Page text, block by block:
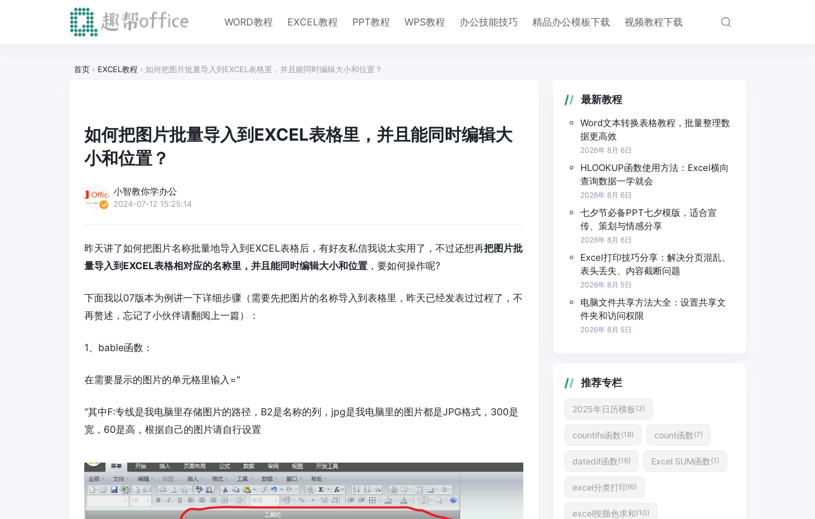
WORD教程 EXCEL教程 PPT教程 WPS教程 办公技能技巧 精品办公模板下载 视频教程下载
首页 › EXCEL教程 › 如何把图片批量导入到EXCEL表格里，并且能同时编辑大小和位置？
如何把图片批量导入到EXCEL表格里，并且能同时编辑大
小和位置？
小智教你学办公
2024-07-12 15:25:14
昨天讲了如何把图片名称批量地导入到EXCEL表格后，有好友私信我说太实用了，不过还想再把图片批
量导入到EXCEL表格相对应的名称里，并且能同时编辑大小和位置 ，要如何操作呢?
下面我以07版本为例讲一下详细步骤（需要先把图片的名称导入到表格里，昨天已经发表过过程了，不
再赘述，忘记了小伙伴请翻阅上一篇）：
1、bable函数：
在需要显示的图片的单元格里输入="
"其中F:专线是我电脑里存储图片的路径，B2是名称的列，jpg是我电脑里的图片都是JPG格式，300是
宽，60是高，根据自己的图片请自行设置
最新教程
Word文本转换表格教程，批量整理数
据更高效
2026年 8月 6日
HLOOKUP函数使用方法：Excel横向
查询数据一学就会
2026年 8月 6日
七夕节必备PPT七夕模版，适合宣
传、策划与情感分享
2026年 8月 6日
Excel打印技巧分享：解决分页混乱、
表头丢失、内容截断问题
2026年 8月 5日
电脑文件共享方法大全：设置共享文
件夹和访问权限
2026年 8月 5日
推荐专栏
2025年日历模板 (3)
countifs函数(18) count函数(7)
datedif函数(16) Excel SUM函数(1)
excel分类打印(6)
excel按颜色求和(10)